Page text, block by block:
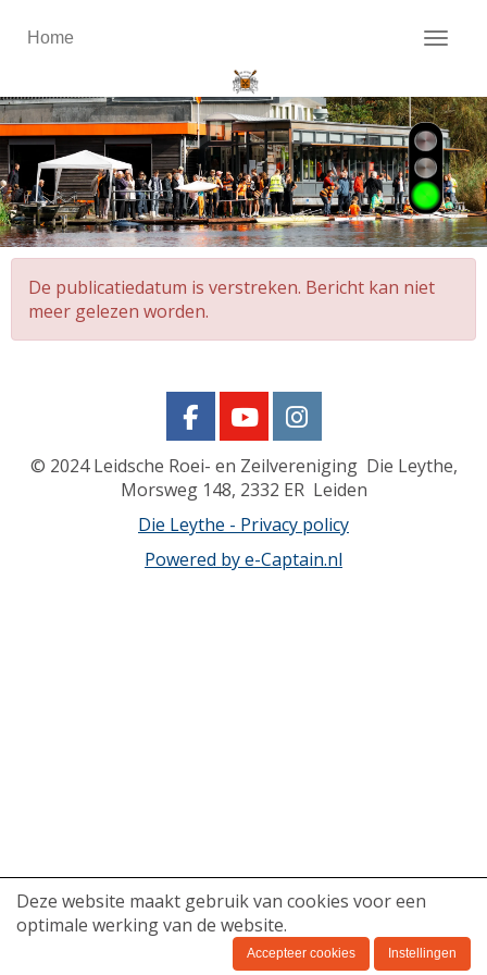
Home
De publicatiedatum is verstreken. Bericht kan niet
meer gelezen worden.
© 2024Leidsche Roei- en Zeilvereniging Die Leythe,
Morsweg 148, 2332 ER Leiden
Die Leythe - Privacy policy
Deze website maakt gebruik van cookies voor een
optimale werking van de website.
Accepteer cookies Instellingen
Powered by e-Captain.nl